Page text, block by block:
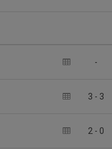
-
3 - 3
2 - 0